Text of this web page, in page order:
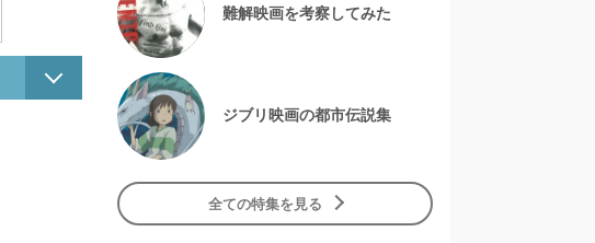
難解映画を考察してみた
ジブリ映画の都市伝説集
全ての特集を見る